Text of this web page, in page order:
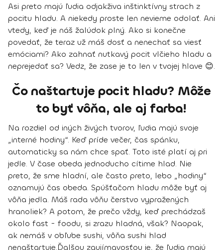
Asi preto majú ľudia odjakživa inštinktívny strach z
pocitu hladu. A niekedy proste len nevieme odolať. Ani
vtedy, keď je náš žalúdok plný. Ako si konečne
povedať, že teraz už máš dosť a nenechať sa viesť
emóciami? Ako zahnať nutkavý pocit vlčieho hladu a
neprejedať sa? Vedz, že zase je to len v tvojej hlave 😊.
Čo naštartuje pocit hladu? Môže
to byť vôňa, ale aj farba!
Na rozdiel od iných živých tvorov, ľudia majú svoje
„interné hodiny“. Keď príde večer, čas spánku,
automaticky sa nám chce spať. Toto isté platí aj pri
jedle. V čase obeda jednoducho cítime hlad. Nie
preto, že sme hladní, ale často preto, lebo „hodiny“
oznamujú čas obeda. Spúšťačom hladu môže byť aj
vôňa jedla. Máš rada vôňu čerstvo vypražených
hranoliek? A potom, že prečo vždy, keď prechádzaš
okolo fast - foodu, si zrazu hladná, však? Naopak,
ak nemáš v obľube sushi, vôňa sushi hlad
nenaštartuje.Ďalšou zaujímavosťou je, že ľudia majú